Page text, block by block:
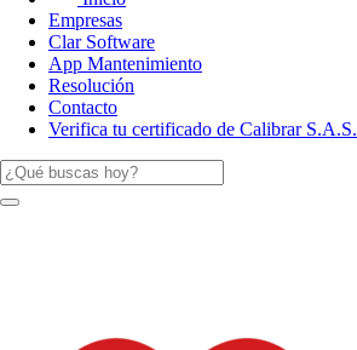
Empresas
Clar Software
App Mantenimiento
Resolución
Contacto
Verifica tu certificado de Calibrar S.A.S.